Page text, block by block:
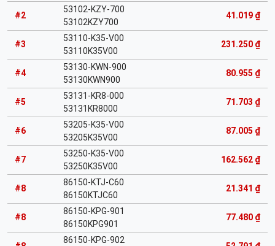
#2
53102-KZY-700
53102KZY700
41.019 ₫
#3
53110-K35-V00
53110K35V00
231.250 ₫
#4
53130-KWN-900
53130KWN900
80.955 ₫
#5
53131-KR8-000
53131KR8000
71.703 ₫
#6
53205-K35-V00
53205K35V00
87.005 ₫
#7
53250-K35-V00
53250K35V00
162.562 ₫
#8
86150-KTJ-C60
86150KTJC60
21.341 ₫
#8
86150-KPG-901
86150KPG901
77.480 ₫
86150-KPG-902